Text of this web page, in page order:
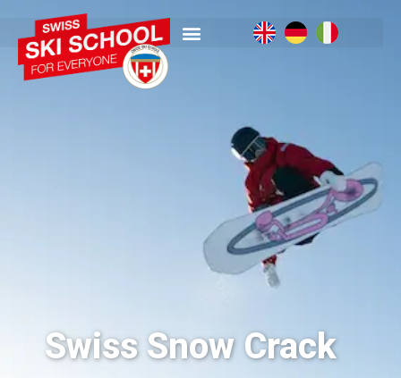
Swiss Snow Crack